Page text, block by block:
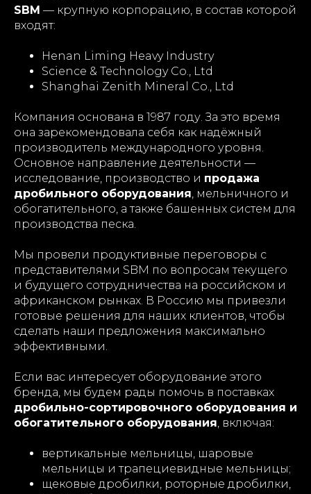
SBM — крупную корпорацию, в состав которой
входят:
Henan Liming Heavy Industry
Science & Technology Co., Ltd
Shanghai Zenith Mineral Co., Ltd
Компания основана в 1987 году. За это время
она зарекомендовала себя как надёжный
производитель международного уровня.
Основное направление деятельности —
исследование, производство и продажа
дробильного оборудования , мельничного и
обогатительного, а также башенных систем для
производства песка.
Мы провели продуктивные переговоры с
представителями SBM по вопросам текущего
и будущего сотрудничества на российском и
африканском рынках. В Россию мы привезли
готовые решения для наших клиентов, чтобы
сделать наши предложения максимально
эффективными.
Если вас интересует оборудование этого
бренда, мы будем рады помочь в поставках
дробильно-сортировочного оборудования и
обогатительного оборудования , включая:
вертикальные мельницы, шаровые
мельницы и трапециевидные мельницы;
щековые дробилки, роторные дробилки,